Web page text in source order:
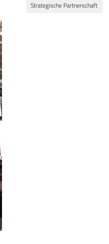
Strategische Partnerschaft